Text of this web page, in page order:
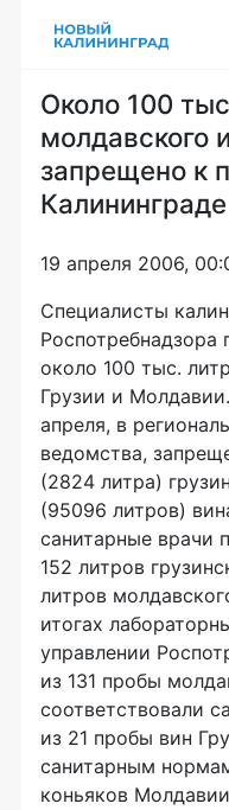
Около 100
молдавского
запрещено к
Калининграде
19 апреля 2006,
Специалисты
Роспотребнадзора
около 100 тыс.
Грузии и
апреля, в
ведомства,
(2824 литра)
(95096 литров)
санитарные врачи
152 литров
литров
итогах
управлении
из 131 пробы
соответствовали
из 21 пробы вин
санитарным
коньяков